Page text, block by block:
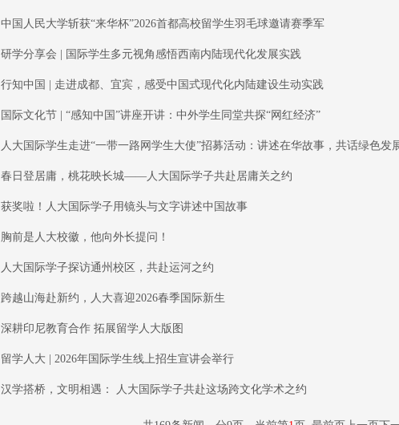
中国人民大学斩获“来华杯”2026首都高校留学生羽毛球邀请赛季军
研学分享会 | 国际学生多元视角感悟西南内陆现代化发展实践
行知中国 | 走进成都、宜宾，感受中国式现代化内陆建设生动实践
国际文化节 | “感知中国”讲座开讲：中外学生同堂共探“网红经济”
人大国际学生走进“一带一路网学生大使”招募活动：讲述在华故事，共话绿色发
春日登居庸，桃花映长城——人大国际学子共赴居庸关之约
获奖啦！人大国际学子用镜头与文字讲述中国故事
胸前是人大校徽，他向外长提问！
人大国际学子探访通州校区，共赴运河之约
跨越山海赴新约，人大喜迎2026春季国际新生
深耕印尼教育合作 拓展留学人大版图
留学人大 | 2026年国际学生线上招生宣讲会举行
汉学搭桥，文明相遇： 人大国际学子共赴这场跨文化学术之约